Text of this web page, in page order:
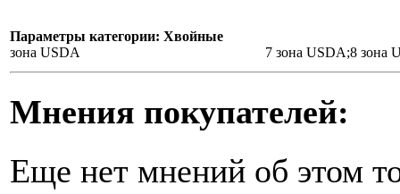
Параметры категории: Хвойные
зона USDA
7 зона USDA;8 зона
Мнения покупателей:
Еще нет мнений об этом